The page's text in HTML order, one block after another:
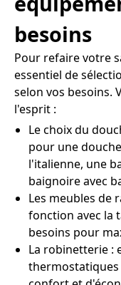
besoins
Pour refaire votre
essentiel de
selon vos besoins.
l'esprit :
Le choix du
pour une
l'italienne, une
baignoire avec
Les meubles de
fonction avec la
besoins pour
La robinetterie :